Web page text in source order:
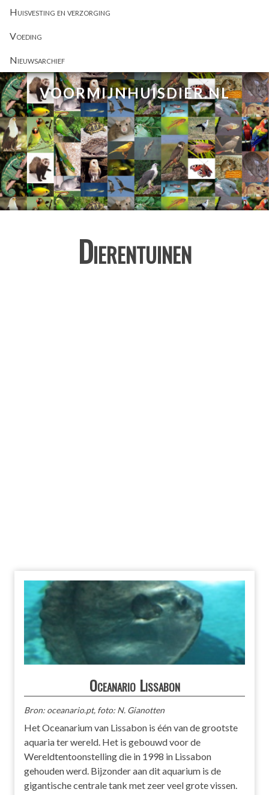
Huisvesting en verzorging
Voeding
Nieuwsarchief
VOORMIJNHUISDIER.NL
Dierentuinen
Oceanario Lissabon
Bron: oceanario.pt, foto: N. Gianotten
Het Oceanarium van Lissabon is één van de grootste
aquaria ter wereld. Het is gebouwd voor de
Wereldtentoonstelling die in 1998 in Lissabon
gehouden werd. Bijzonder aan dit aquarium is de
gigantische centrale tank met zeer veel grote vissen.